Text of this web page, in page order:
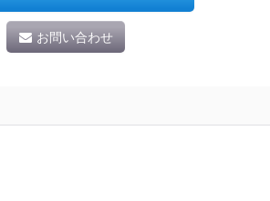
お問い合わせ